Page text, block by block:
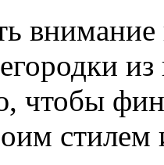
чтобы
стилем